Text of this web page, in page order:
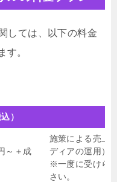
しては、以下の料金
す。
）
～＋成
施策による売上
ディアの運用）
※一度に受けら
さい。